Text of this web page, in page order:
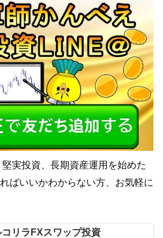
実投資、長期資産運用を始めた
ばいいかわからない方、お気軽に
コリラFXスワップ投資